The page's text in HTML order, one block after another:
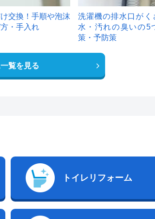
交換！手順や泡沫
・手入れ
洗濯機の排水口がく
水・汚れの臭いの5
策・予防策
覧を見る
トイレリフォーム